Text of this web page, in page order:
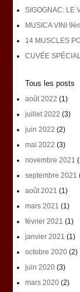
SIGOGNAC: LE
MUSICA VINI
14 MUSCLES
CUVÉE
Tous les posts
août 2022 (1)
juillet 2022 (3)
juin 2022 (2)
mai 2022 (3)
novembre 2021
septembre 2021
août 2021 (1)
mars 2021 (1)
février 2021 (1)
janvier 2021 (1)
octobre 2020(2)
juin 2020(3)
mars 2020(2)